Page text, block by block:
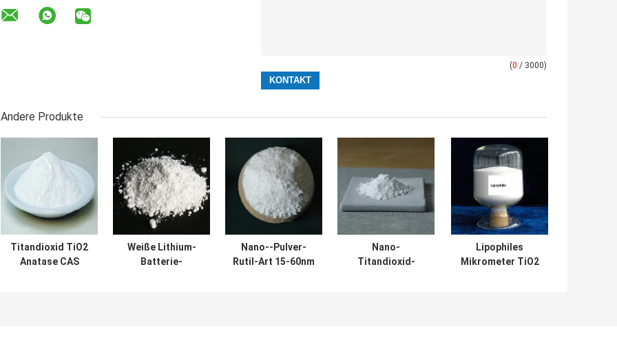
(0 / 3000)
Andere Produkte
Titandioxid TiO2
Anatase CAS
Weiße Lithium-
Batterie-
Nano--Pulver-
Rutil-Art 15-60nm
Nano-
Titandioxid-
Lipophiles
Mikrometer TiO2